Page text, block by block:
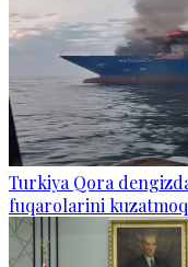
Turkiya Qora
fuqarolarini